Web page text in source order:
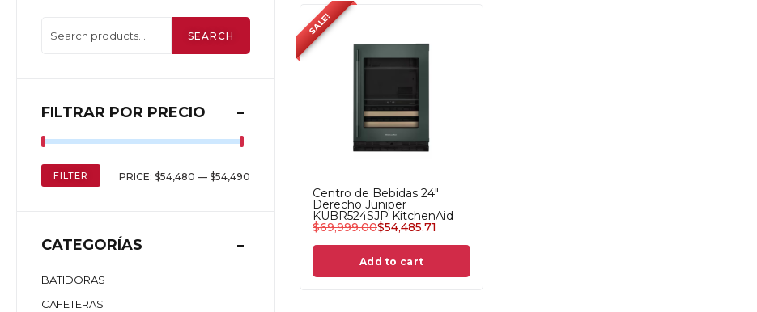
SEARCH
FILTRAR POR PRECIO
FILTER PRICE: $54,480 — $54,490
CATEGORÍAS
BATIDORAS
CAFETERAS
SALE!
Centro de Bebidas 24"
Derecho Juniper
KUBR524SJP KitchenAid
$69,999.00$54,485.71
Add to cart